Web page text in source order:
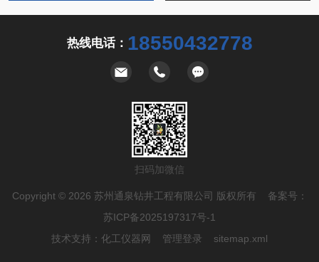
热线电话： 18550432778
扫码加微信
Copyright © 2026 苏州通泉钻井工程有限公司 版权所有 备案号：
苏ICP备2025197317号-1
技术支持： 化工仪器网 管理登录 sitemap.xml